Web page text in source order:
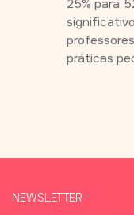
25% para
práticas
NEWSLETTER